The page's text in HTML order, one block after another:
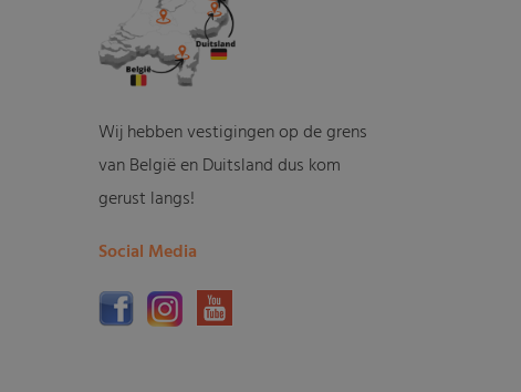
Wij hebben vestigingen op de grens
van België en Duitsland dus kom
gerust langs!
Social Media